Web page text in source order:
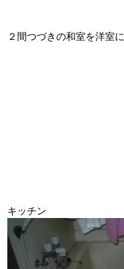
２間つづきの和室を洋室
キッチン